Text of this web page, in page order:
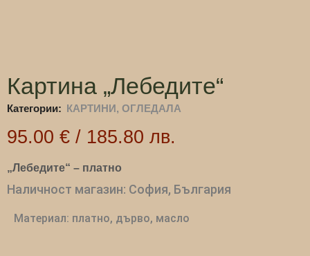
Картина „Лебедите“
Категории: КАРТИНИ, ОГЛЕДАЛА
95.00 € / 185.80 лв.
„Лебедите“ – платно
Наличност магазин: София, България
Материал: платно, дърво, масло